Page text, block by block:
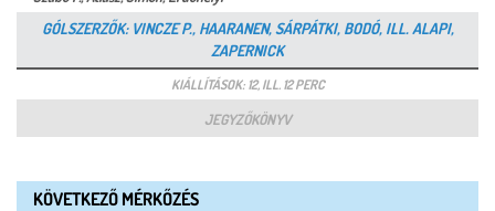
GÓLSZERZŐK: VINCZE P., HAARANEN, SÁRPÁTKI, BODÓ, ILL. ALAPI,
ZAPERNICK
KIÁLLÍTÁSOK: 12, ILL. 12 PERC
JEGYZŐKÖNYV
KÖVETKEZŐ MÉRKŐZÉS